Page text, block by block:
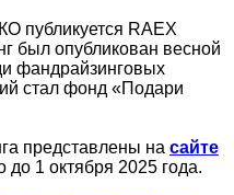
публикуется RAEX
был опубликован весной
фандрайзинговых
стал фонд «Подари
представлены на сайте
1 октября 2025 года.